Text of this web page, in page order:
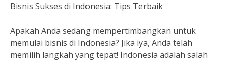
Bisnis Sukses di Indonesia: Tips Terbaik
Apakah Anda sedang mempertimbangkan untuk
memulai bisnis di Indonesia? Jika iya, Anda telah
memilih langkah yang tepat! Indonesia adalah salah